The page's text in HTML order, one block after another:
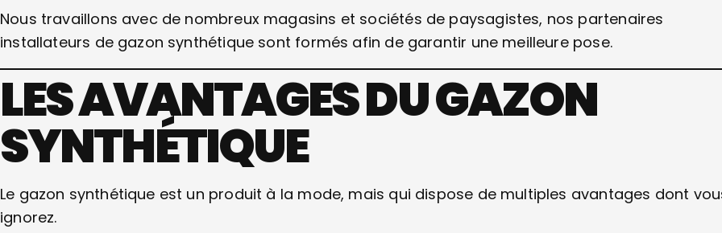
Nous travaillons avec de nombreux magasins et sociétés de paysagistes, nos partenaires
installateurs de gazon synthétique sont formés afin de garantir une meilleure pose.
LES AVANTAGES DU GAZON
SYNTHÉTIQUE
Le gazon synthétique est un produit à la mode, mais qui dispose de multiples avantages dont
ignorez.